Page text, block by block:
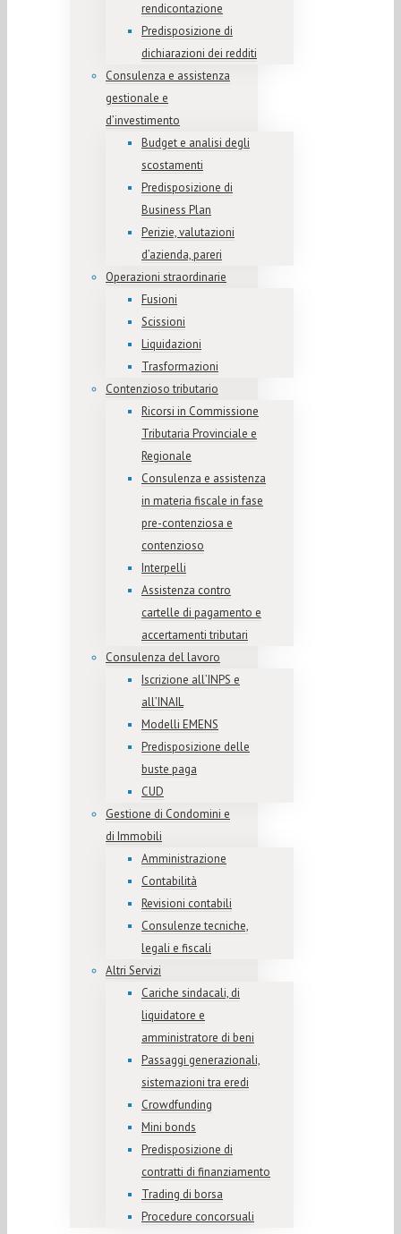
rendicontazione
Predisposizione di
dichiarazioni dei redditi
Consulenza e assistenza
gestionale e
d’investimento
Budget e analisi degli
scostamenti
Predisposizione di
Business Plan
Perizie, valutazioni
d’azienda, pareri
Operazioni straordinarie
Fusioni
Scissioni
Liquidazioni
Trasformazioni
Contenzioso tributario
Ricorsi in Commissione
Tributaria Provinciale e
Regionale
Consulenza e assistenza
in materia fiscale in fase
pre-contenziosa e
contenzioso
Interpelli
Assistenza contro
cartelle di pagamento e
accertamenti tributari
Consulenza del lavoro
Iscrizione all’INPS e
all’INAIL
Modelli EMENS
Predisposizione delle
buste paga
CUD
Gestione di Condomini e
di Immobili
Amministrazione
Contabilità
Revisioni contabili
Consulenze tecniche,
legali e fiscali
Altri Servizi
Cariche sindacali, di
liquidatore e
amministratore di beni
Passaggi generazionali,
sistemazioni tra eredi
Crowdfunding
Mini bonds
Predisposizione di
contratti di finanziamento
Trading di borsa
Procedure concorsuali